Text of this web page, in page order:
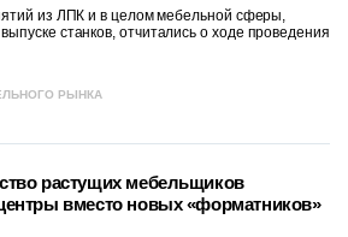
из ЛПК и в целом мебельной сферы,
станков, отчитались о ходе проведения
РЫНКА
растущих мебельщиков
вместо новых «форматников»